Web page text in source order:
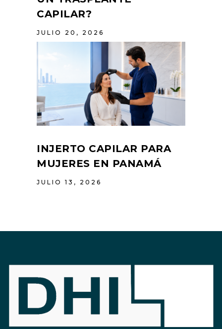
CAPILAR?
JULIO 20, 2026
INJERTO CAPILAR PARA
MUJERES EN PANAMÁ
JULIO 13, 2026